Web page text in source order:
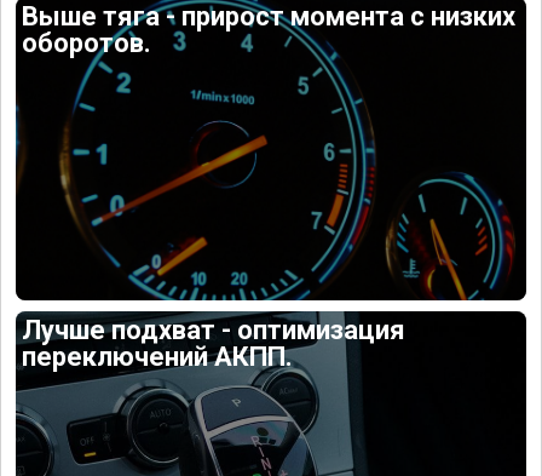
Выше тяга - прирост момента с низких
оборотов.
Лучше подхват - оптимизация
переключений АКПП.